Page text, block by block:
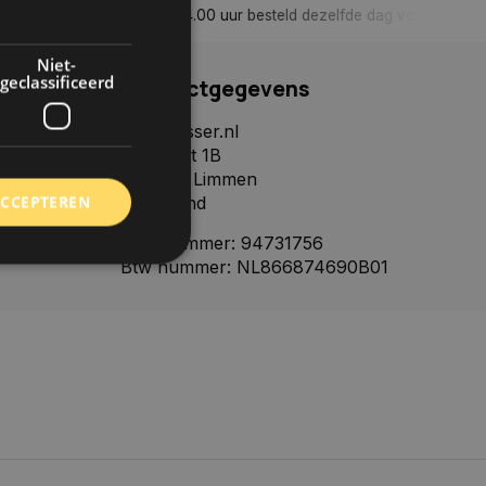
tenzij anders aangegeven Tot 30 dagen retour sturen.
Contactgegevens
Autoklusser.nl
Het Palet 1B
1906CJ, Limmen
Nederland
KVK nummer: 94731756
Btw nummer: NL866874690B01
Niet-
geclassificeerd
en